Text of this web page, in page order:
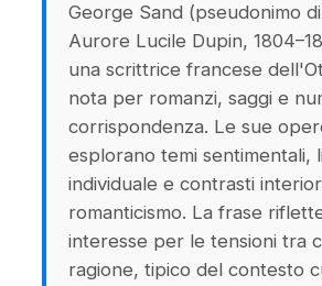
George Sand (pseudonimo
Aurore Lucile Dupin,
una scrittrice francese
nota per romanzi, saggi e
corrispondenza. Le sue
esplorano temi sentimentali,
individuale e contrasti
romanticismo. La frase
interesse per le tensioni tra
ragione, tipico del contesto